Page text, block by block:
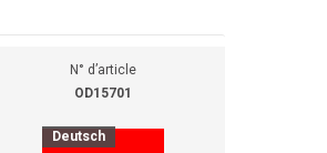
N° d’article
OD15701
Deutsch